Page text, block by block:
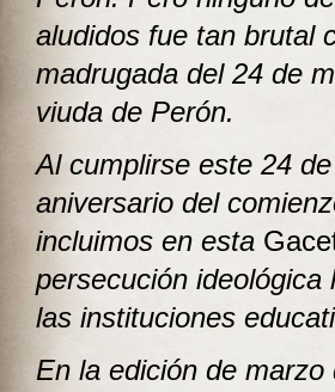
aludidos fue tan brutal
madrugada del 24 de
viuda de Perón.
Al cumplirse este 24
aniversario del
incluimos en esta
persecución
las instituciones
En la edición de marzo